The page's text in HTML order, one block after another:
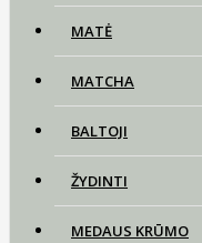
MATĖ
MATCHA
BALTOJI
ŽYDINTI
MEDAUS KRŪMO